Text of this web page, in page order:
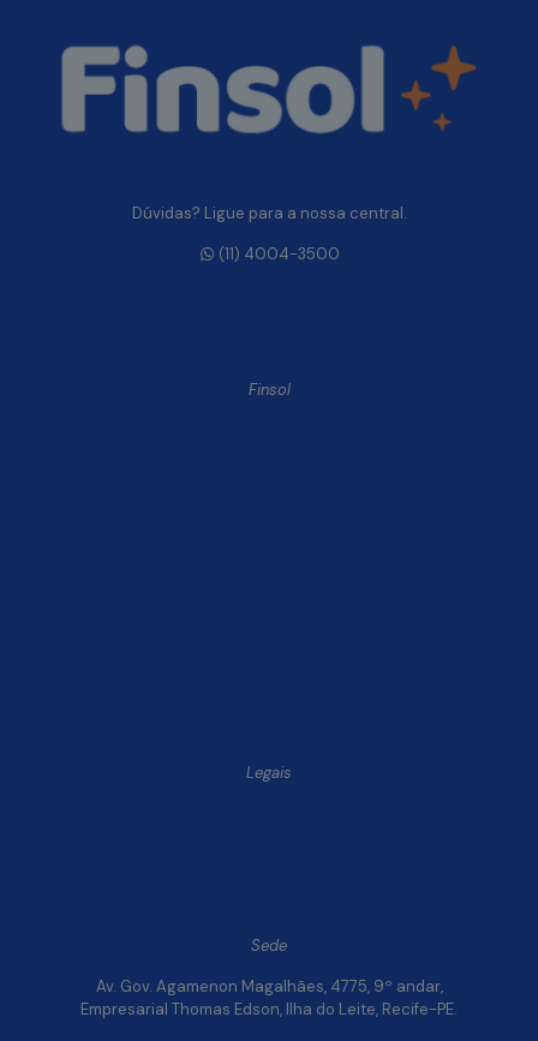
Dúvidas? Ligue para a nossa central.
(11) 4004-3500
Finsol
Legais
Sede
Av. Gov. Agamenon Magalhães, 4775, 9º andar,
Empresarial Thomas Edson, Ilha do Leite, Recife-PE.